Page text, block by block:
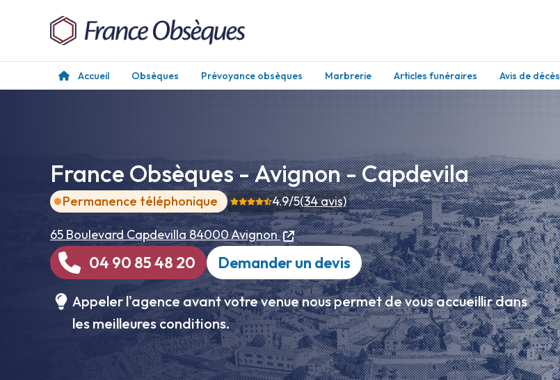
Accueil Obsèques Prévoyance obsèques Marbrerie Articles funéraires Avis de décès
France Obsèques - Avignon - Capdevila
Permanence téléphonique 4.9/5(34avis)
65 Boulevard Capdevilla 84000 Avignon
04 90 85 48 20 Demander un devis
Appeler l'agence avant votre venue nous permet de vous accueillir dans
les meilleures conditions.